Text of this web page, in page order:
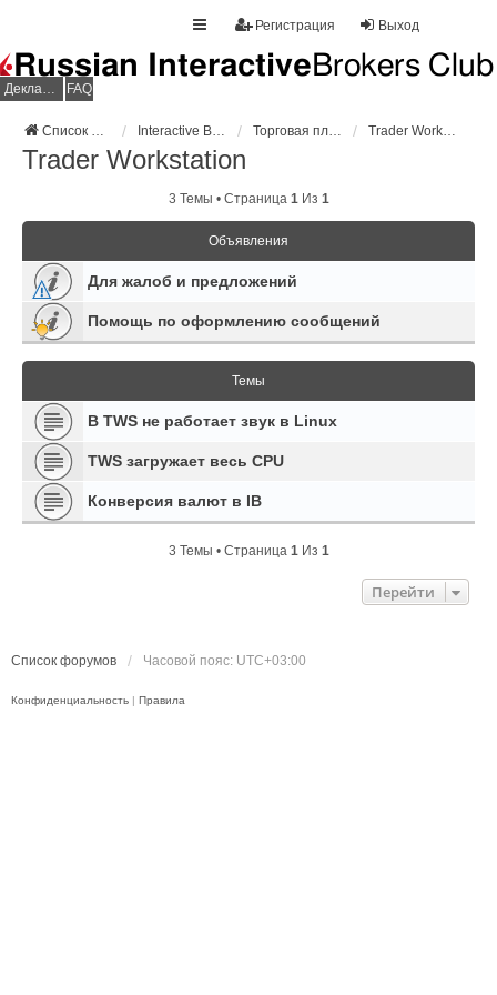
Выход
Регистрация
Декларация НДФЛ FAQ
Список форумов Interactive Brokers Торговая платформа Trader Workstation
Trader Workstation
3 Темы • Страница 1Из 1
Объявления
Для жалоб и предложений
Помощь по оформлению сообщений
Темы
В TWS не работает звук в Linux
TWS загружает весь CPU
Конверсия валют в IB
3 Темы • Страница 1Из 1
Перейти
Список форумов Часовой пояс: UTC+03:00
Конфиденциальность | Правила